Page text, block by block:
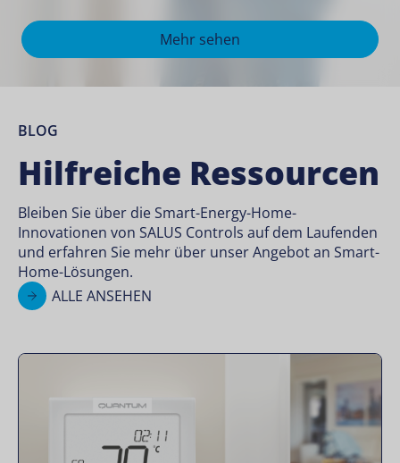
Mehr sehen
BLOG
Hilfreiche Ressourcen
Bleiben Sie über die Smart-Energy-Home-
Innovationen von SALUS Controls auf dem Laufenden
und erfahren Sie mehr über unser Angebot an Smart-
Home-Lösungen.
ALLE ANSEHEN